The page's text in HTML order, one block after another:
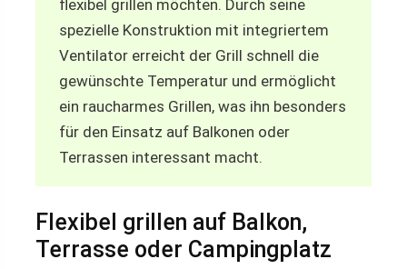
flexibel grillen möchten. Durch seine
spezielle Konstruktion mit integriertem
Ventilator erreicht der Grill schnell die
gewünschte Temperatur und ermöglicht
ein raucharmes Grillen, was ihn besonders
für den Einsatz auf Balkonen oder
Terrassen interessant macht.
Flexibel grillen auf Balkon,
Terrasse oder Campingplatz